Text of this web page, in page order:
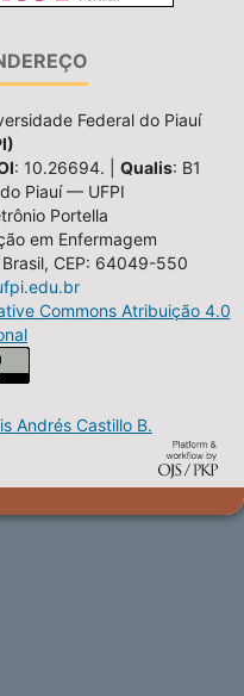
Federal do Piauí
: 10.26694. | Qualis: B1
Piauí — UFPI
Portella
em Enfermagem
Brasil, CEP: 64049-550
Commons Atribuição 4.0
Andrés Castillo B.